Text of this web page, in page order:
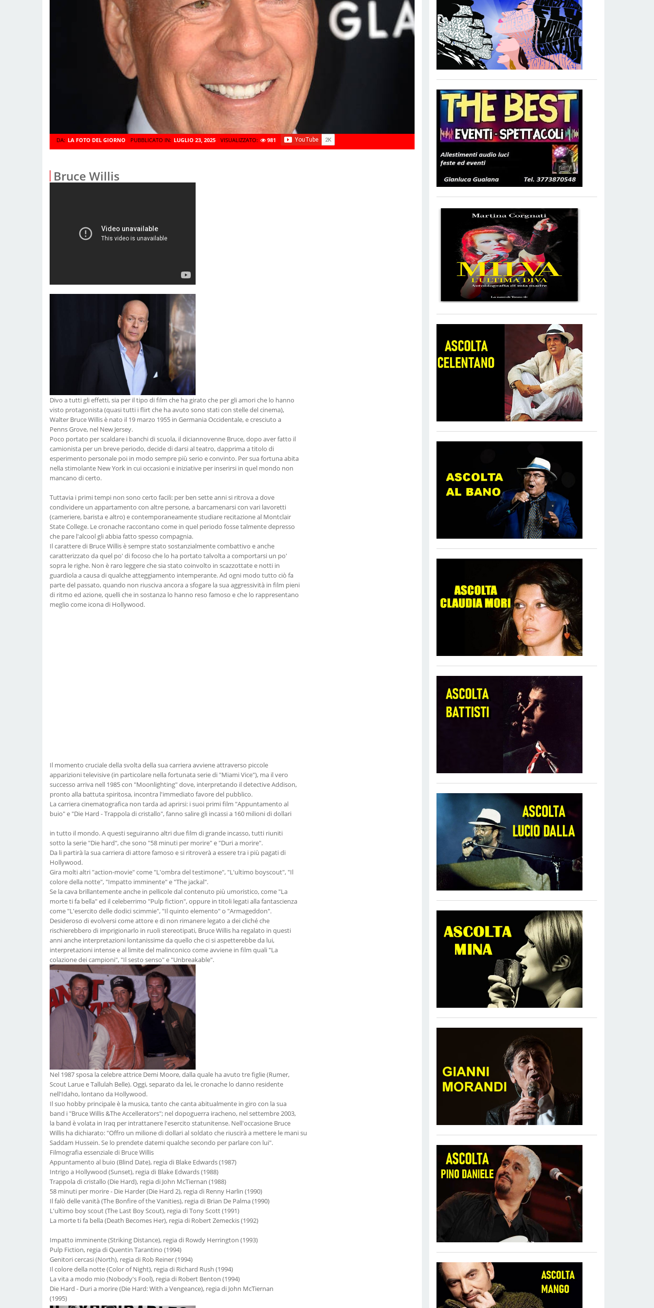
DA: LA FOTO DEL GIORNO PUBBLICATO IN: LUGLIO 23, 2025 VISUALIZZATO: 981
Bruce Willis
Divo a tutti gli effetti, sia per il tipo di film che ha girato che per gli amori che lo hanno
visto protagonista (quasi tutti i flirt che ha avuto sono stati con stelle del cinema),
Walter Bruce Willis è nato il 19 marzo 1955 in Germania Occidentale, e cresciuto a
Penns Grove, nel New Jersey.
Poco portato per scaldare i banchi di scuola, il diciannovenne Bruce, dopo aver fatto il
camionista per un breve periodo, decide di darsi al teatro, dapprima a titolo di
esperimento personale poi in modo sempre più serio e convinto. Per sua fortuna abita
nella stimolante New York in cui occasioni e iniziative per inserirsi in quel mondo non
mancano di certo.
Tuttavia i primi tempi non sono certo facili: per ben sette anni si ritrova a dove
condividere un appartamento con altre persone, a barcamenarsi con vari lavoretti
(cameriere, barista e altro) e contemporaneamente studiare recitazione al Montclair
State College. Le cronache raccontano come in quel periodo fosse talmente depresso
che pare l'alcool gli abbia fatto spesso compagnia.
Il carattere di Bruce Willis è sempre stato sostanzialmente combattivo e anche
caratterizzato da quel po' di focoso che lo ha portato talvolta a comportarsi un po'
sopra le righe. Non è raro leggere che sia stato coinvolto in scazzottate e notti in
guardiola a causa di qualche atteggiamento intemperante. Ad ogni modo tutto ciò fa
parte del passato, quando non riusciva ancora a sfogare la sua aggressività in film pieni
di ritmo ed azione, quelli che in sostanza lo hanno reso famoso e che lo rappresentano
meglio come icona di Hollywood.
Il momento cruciale della svolta della sua carriera avviene attraverso piccole
apparizioni televisive (in particolare nella fortunata serie di "Miami Vice"), ma il vero
successo arriva nell 1985 con "Moonlighting" dove, interpretando il detective Addison,
pronto alla battuta spiritosa, incontra l'immediato favore del pubblico.
La carriera cinematografica non tarda ad aprirsi: i suoi primi film "Appuntamento al
buio" e "Die Hard - Trappola di cristallo", fanno salire gli incassi a 160 milioni di dollari
in tutto il mondo. A questi seguiranno altri due film di grande incasso, tutti riuniti
sotto la serie "Die hard", che sono "58 minuti per morire" e "Duri a morire".
Da li partirà la sua carriera di attore famoso e si ritroverà a essere tra i più pagati di
Hollywood.
Gira molti altri "action-movie" come "L'ombra del testimone", "L'ultimo boyscout", "Il
colore della notte", "Impatto imminente" e "The jackal".
Se la cava brillantemente anche in pellicole dal contenuto più umoristico, come "La
morte ti fa bella" ed il celeberrimo "Pulp fiction", oppure in titoli legati alla fantascienza
come "L'esercito delle dodici scimmie", "Il quinto elemento" o "Armageddon".
Desideroso di evolversi come attore e di non rimanere legato a dei cliché che
rischierebbero di imprigionarlo in ruoli stereotipati, Bruce Willis ha regalato in questi
anni anche interpretazioni lontanissime da quello che ci si aspetterebbe da lui,
interpretazioni intense e al limite del malinconico come avviene in film quali "La
colazione dei campioni", "Il sesto senso" e "Unbreakable".
Nel 1987 sposa la celebre attrice Demi Moore, dalla quale ha avuto tre figlie (Rumer,
Scout Larue e Tallulah Belle). Oggi, separato da lei, le cronache lo danno residente
nell'Idaho, lontano da Hollywood.
Il suo hobby principale è la musica, tanto che canta abitualmente in giro con la sua
band i "Bruce Willis &The Accellerators"; nel dopoguerra iracheno, nel settembre 2003,
la band è volata in Iraq per intrattanere l'esercito statunitense. Nell'occasione Bruce
Willis ha dichiarato: "Offro un milione di dollari al soldato che riuscirà a mettere le mani su
Saddam Hussein. Se lo prendete datemi qualche secondo per parlare con lui".
Filmografia essenziale di Bruce Willis
Appuntamento al buio (Blind Date), regia di Blake Edwards (1987)
Intrigo a Hollywood (Sunset), regia di Blake Edwards (1988)
Trappola di cristallo (Die Hard), regia di John McTiernan (1988)
58 minuti per morire - Die Harder (Die Hard 2), regia di Renny Harlin (1990)
Il falò delle vanità (The Bonfire of the Vanities), regia di Brian De Palma (1990)
L'ultimo boy scout (The Last Boy Scout), regia di Tony Scott (1991)
La morte ti fa bella (Death Becomes Her), regia di Robert Zemeckis (1992)
Impatto imminente (Striking Distance), regia di Rowdy Herrington (1993)
Pulp Fiction, regia di Quentin Tarantino (1994)
Genitori cercasi (North), regia di Rob Reiner (1994)
Il colore della notte (Color of Night), regia di Richard Rush (1994)
La vita a modo mio (Nobody's Fool), regia di Robert Benton (1994)
Die Hard - Duri a morire (Die Hard: With a Vengeance), regia di John McTiernan
(1995)